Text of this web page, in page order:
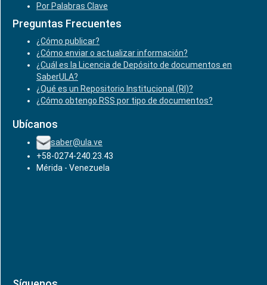
Por Palabras Clave
Preguntas Frecuentes
¿Cómo publicar?
¿Cómo enviar o actualizar información?
¿Cuál es la Licencia de Depósito de documentos en
SaberULA?
¿Qué es un Repositorio Institucional (RI)?
¿Cómo obtengo RSS por tipo de documentos?
Ubícanos
saber@ula.ve
+58-0274-240.23.43
Mérida - Venezuela